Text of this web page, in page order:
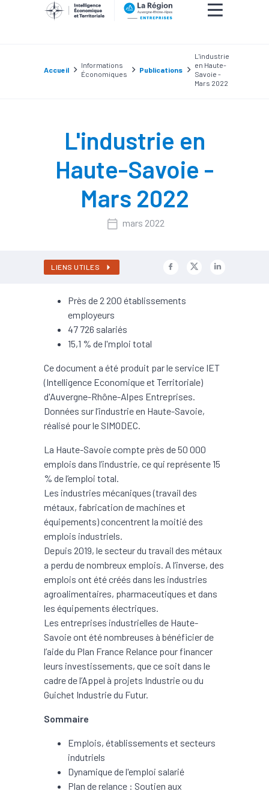
Accueil
Informations
Économiques
Publications
L'industrie
en Haute-
Savoie -
Mars 2022
L'industrie en
Haute-Savoie -
Mars 2022
mars 2022
LIENS UTILES
Près de 2 200 établissements
employeurs
47 726 salariés
15,1 % de l'mploi total
Ce document a été produit par le service IET
(Intelligence Economique et Territoriale)
d'Auvergne-Rhône-Alpes Entreprises.
Données sur l’industrie en Haute-Savoie,
réalisé pour le SIMODEC.
La Haute-Savoie compte près de 50 000
emplois dans l’industrie, ce qui représente 15
% de l’emploi total.
Les industries mécaniques (travail des
métaux, fabrication de machines et
équipements) concentrent la moitié des
emplois industriels.
Depuis 2019, le secteur du travail des métaux
a perdu de nombreux emplois. A l’inverse, des
emplois ont été créés dans les industries
agroalimentaires, pharmaceutiques et dans
les équipements électriques.
Les entreprises industrielles de Haute-
Savoie ont été nombreuses à bénéficier de
l’aide du Plan France Relance pour financer
leurs investissements, que ce soit dans le
cadre de l’Appel à projets Industrie ou du
Guichet Industrie du Futur.
Sommaire
Emplois, établissements et secteurs
indutriels
Dynamique de l'emploi salarié
Plan de relance : Soutien aux